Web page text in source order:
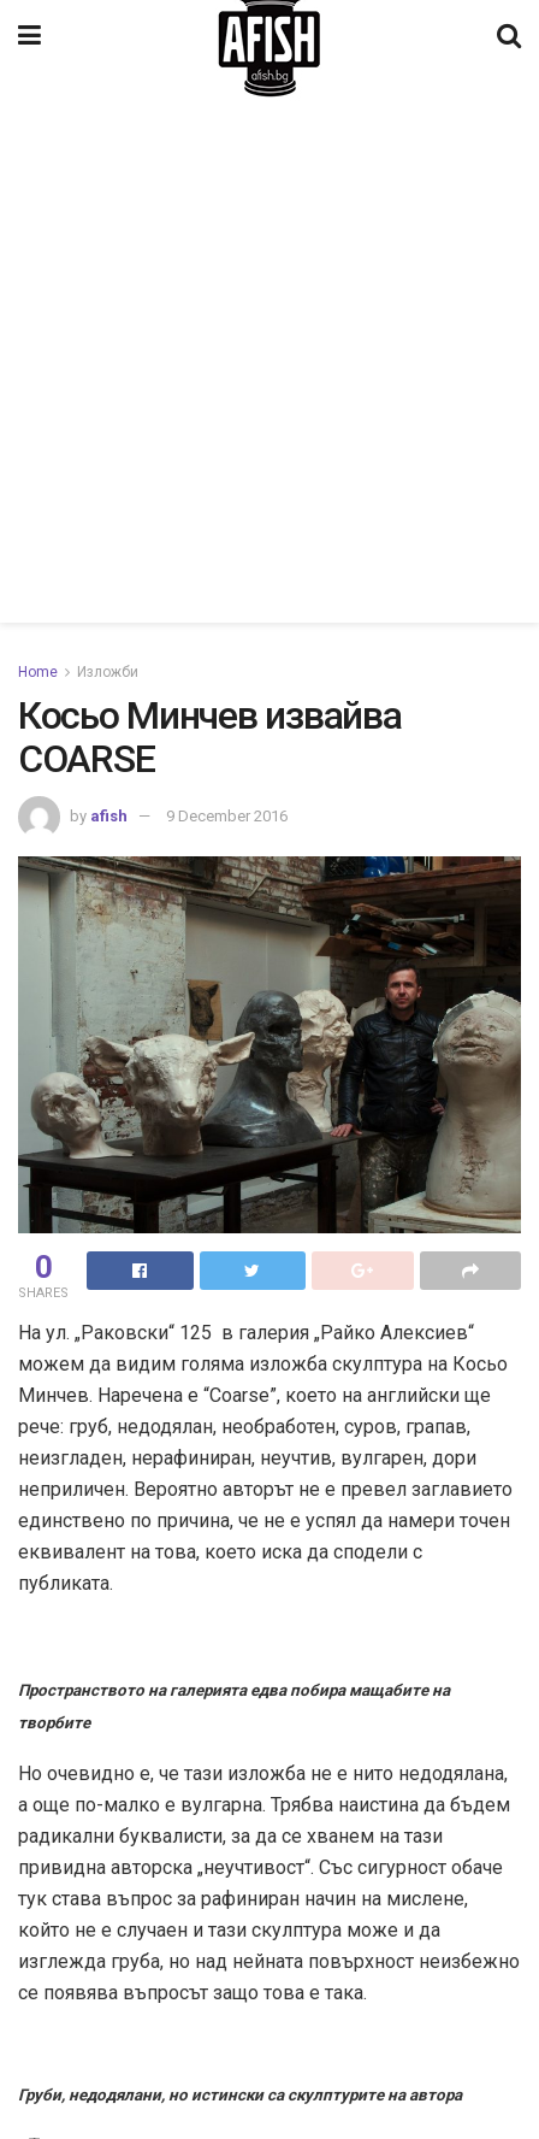
Home Изложби
Косьо Минчев извайва
COARSE
by afish 9 December 2016
0
SHARES
На ул. „Раковски“ 125 в галерия „Райко Алексиев“
можем да видим голяма изложба скулптура на Косьо
Минчев. Наречена е “Coarse”, което на английски ще
рече: груб, недодялан, необработен, суров, грапав,
неизгладен, нерафиниран, неучтив, вулгарен, дори
неприличен. Вероятно авторът не е превел заглавието
единствено по причина, че не е успял да намери точен
еквивалент на това, което иска да сподели с
публиката.
Пространството на галерията едва побира мащабите на
творбите
Но очевидно е, че тази изложба не е нито недодялана,
а още по-малко е вулгарна. Трябва наистина да бъдем
радикални буквалисти, за да се хванем на тази
привидна авторска „неучтивост“. Със сигурност обаче
тук става въпрос за рафиниран начин на мислене,
който не е случаен и тази скулптура може и да
изглежда груба, но над нейната повърхност неизбежно
се появява въпросът защо това е така.
Груби, недодялани, но истински са скулптурите на автора